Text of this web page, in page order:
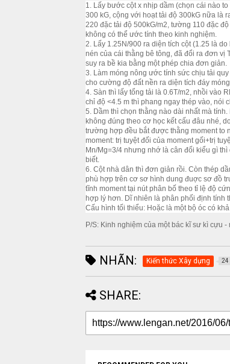
1. Lấy bước cột x nhịp dầm (chọn cái nào
300 kG, cộng với hoạt tải độ 300kG nữa là
220 đặc tải độ 500kG/m2, tường 110 đặc
không có thể ước tính theo kinh nghiệm.
2. Lấy 1.25N/900 ra diện tích cột (1.25 là
nén của cái thằng bê tông, đã đổi ra đơn vị
suy ra bề kia bằng một phép chia đơn giản.
3. Làm móng nông ước tính sức chịu tải
cho cường độ đất nền ra diện tích đáy
4. Sàn thì lấy tổng tải là 0.6T/m2, nhồi vào
chỉ độ <4.5 m thì phang ngay thép vào, nói
5. Dầm thì chọn thằng nào dài nhất mà
không đúng theo cơ học kết cấu đâu nhé,
trường hợp đều bắt được thằng moment to
moment: trị tuyệt đối của moment gối+trị
Mn/Mg=3/4 nhưng nhớ là cân đối kiểu gì
biết.
6. Cột nhà dân thì đơn giản rồi. Còn thép
phù hợp trên cơ sơ hình dung đuợc sơ đồ
tĩnh moment tại nút phân bố theo tỉ lệ độ
hợp lý hơn. Dĩ nhiên là phân phối định tính
Cấu hình tối thiểu: Hoặc là một bộ óc có
P/S: Kinh nghiệm của một bác kĩ sư kì cựu -
NHÃN: Kiến thức Xây dựng 24
SHARE: